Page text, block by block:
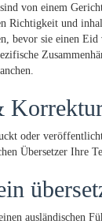
von einem
Richtigkeit und
bevor sie einen
oder
Übersetzer Ihre
ausländischen